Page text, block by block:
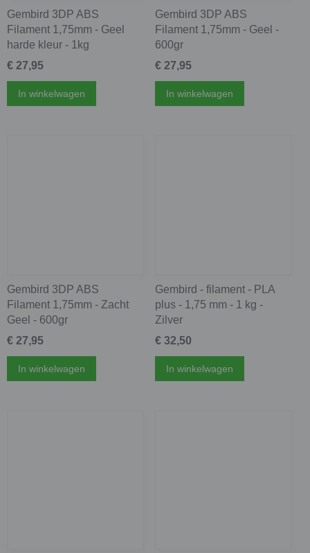
Gembird 3DP ABS
Filament 1,75mm - Geel
harde kleur - 1kg
€ 27,95
In winkelwagen
Gembird 3DP ABS
Filament 1,75mm - Geel -
600gr
€ 27,95
In winkelwagen
Gembird 3DP ABS
Filament 1,75mm - Zacht
Geel - 600gr
€ 27,95
In winkelwagen
Gembird - filament - PLA
plus - 1,75 mm - 1 kg -
Zilver
€ 32,50
In winkelwagen